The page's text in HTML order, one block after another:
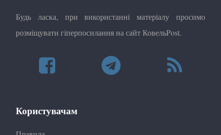
Будь ласка, при використанні матеріалу просимо
розміщувати гіперпосилання на сайт КовельPost.
Користувачам